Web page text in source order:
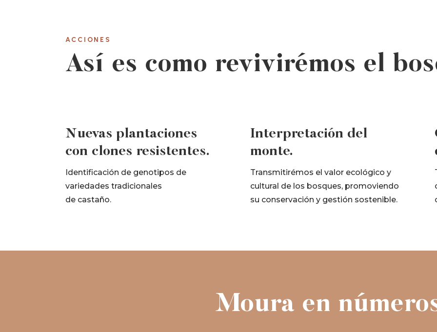
ACCIONES
Así es como revivirémos el
Nuevas plantaciones
con clones resistentes.
Identificación de genotipos de
variedades tradicionales
de castaño.
Interpretación del
monte.
Transmitirémos el valor ecológico y
cultural de los bosques, promoviendo
su conservación y gestión sostenible.
Moura en